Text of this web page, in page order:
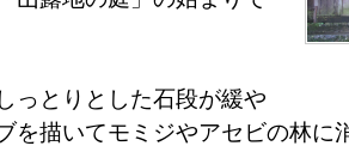
っとりとした石段が緩や
を描いてモミジやアセビの林に